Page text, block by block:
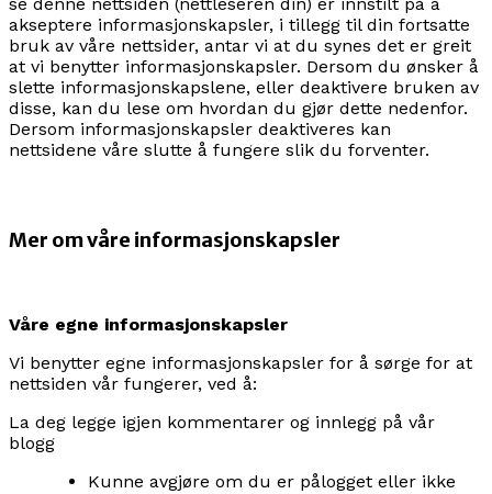
akseptere informasjonskapsler, i tillegg til din fortsatte
bruk av våre nettsider, antar vi at du synes det er greit
at vi benytter informasjonskapsler. Dersom du ønsker å
slette informasjonskapslene, eller deaktivere bruken av
disse, kan du lese om hvordan du gjør dette nedenfor.
Dersom informasjonskapsler deaktiveres kan
nettsidene våre slutte å fungere slik du forventer.
Mer om våre informasjonskapsler
Våre egne informasjonskapsler
Vi benytter egne informasjonskapsler for å sørge for at
nettsiden vår fungerer, ved å:
La deg legge igjen kommentarer og innlegg på vår
blogg
Kunne avgjøre om du er pålogget eller ikke